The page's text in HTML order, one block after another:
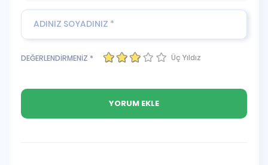
DEĞERLENDİRMENİZ * Üç Yıldız